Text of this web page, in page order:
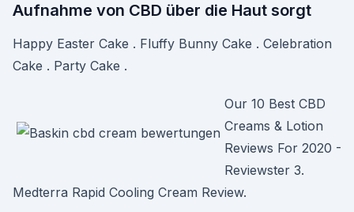
Aufnahme von CBD über die Haut sorgt
Happy Easter Cake . Fluffy Bunny Cake . Celebration
Cake . Party Cake .
Our 10 Best CBD
Creams & Lotion
Reviews For 2020 -
Reviewster 3.
Medterra Rapid Cooling Cream Review.